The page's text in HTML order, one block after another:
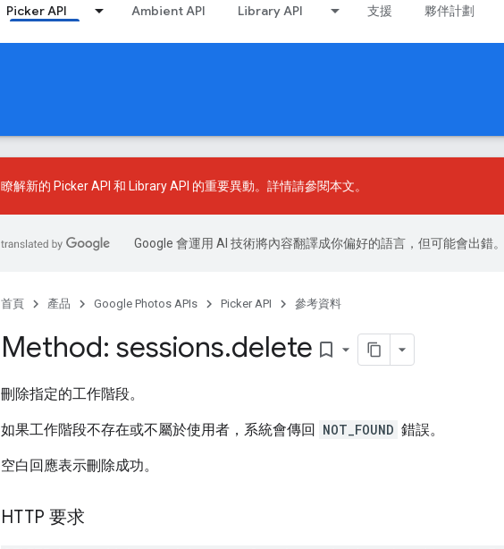
Picker API Ambient API Library API 支援 夥伴計劃
瞭解新的 Picker API 和 Library API 的重要異動。詳情請參閱本文。
Google 會運用 AI 技術將內容翻譯成你偏好的語言，但可能會出錯
首頁 產品 Google Photos APIs Picker API 參考資料
Method: sessions.delete bookmark_border
刪除指定的工作階段。
如果工作階段不存在或不屬於使用者，系統會傳回 NOT_FOUND 錯誤。
空白回應表示刪除成功。
HTTP 要求